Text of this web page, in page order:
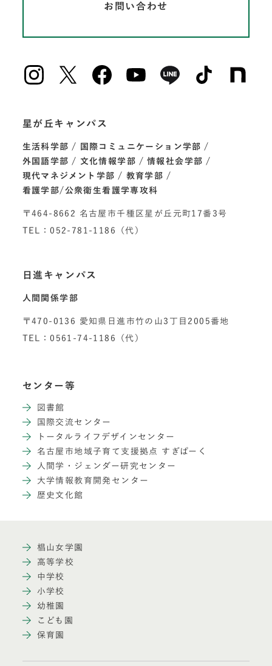
お問い合わせ
星が丘キャンパス
生活科学部
国際コミュニケーション学部
外国語学部
文化情報学部
情報社会学部
現代マネジメント学部
教育学部
看護学部/公衆衛生看護学専攻科
〒464-8662 名古屋市千種区星が丘元町17番3号
TEL：052-781-1186（代）
日進キャンパス
人間関係学部
〒470-0136 愛知県日進市竹の山3丁目2005番地
TEL：0561-74-1186（代）
センター等
図書館
国際交流センター
トータルライフデザインセンター
名古屋市地域子育て支援拠点 すぎぱーく
人間学・ジェンダー研究センター
大学情報教育開発センター
歴史文化館
椙山女学園
高等学校
中学校
小学校
幼稚園
こども園
保育園